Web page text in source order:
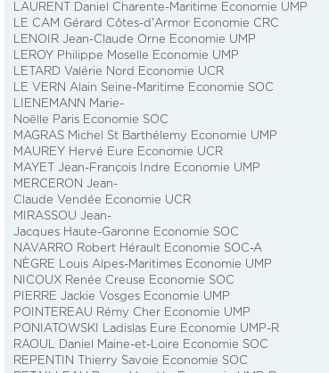
LAURENT Daniel Charente-Maritime Economie UMP
LE CAM Gérard Côtes-d'Armor Economie CRC
LENOIR Jean-Claude Orne Economie UMP
LEROY Philippe Moselle Economie UMP
LETARD Valérie Nord Economie UCR
LE VERN Alain Seine-Maritime Economie SOC
LIENEMANN Marie-
Noëlle Paris Economie SOC
MAGRAS Michel St Barthélemy Economie UMP
MAUREY Hervé Eure Economie UCR
MAYET Jean-François Indre Economie UMP
MERCERON Jean-
Claude Vendée Economie UCR
MIRASSOU Jean-
Jacques Haute-Garonne Economie SOC
NAVARRO Robert Hérault Economie SOC-A
NÈGRE Louis Alpes-Maritimes Economie UMP
NICOUX Renée Creuse Economie SOC
PIERRE Jackie Vosges Economie UMP
POINTEREAU Rémy Cher Economie UMP
PONIATOWSKI Ladislas Eure Economie UMP-R
RAOUL Daniel Maine-et-Loire Economie SOC
REPENTIN Thierry Savoie Economie SOC